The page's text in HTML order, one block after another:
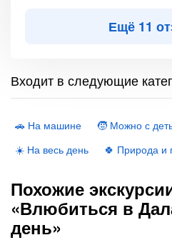
Ещё 11
Входит в следующие
🚗 На машине 🧒 Можно с
☀️ На весь день
🍀 Природа и
Похожие
«Влюбиться в
день»